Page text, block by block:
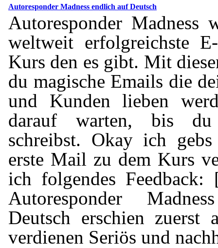
Autoresponder Madness endlich auf Deutsch
Autoresponder Madness
weltweit erfolgreichste
Kurs den es gibt. Mit
du magische Emails die
und Kunden lieben
darauf warten, bis
schreibst. Okay ich
erste Mail zu dem Kurs
ich folgendes
Autoresponder
Deutsch erschien zuerst
verdienen Seriös und